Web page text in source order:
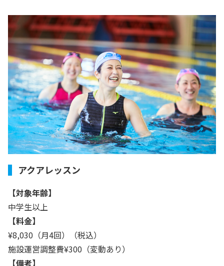
アクアレッスン
【対象年齢】
中学生以上
【料金】
¥8,030（月4回）（税込）
施設運営調整費¥300（変動あり）
【備考】